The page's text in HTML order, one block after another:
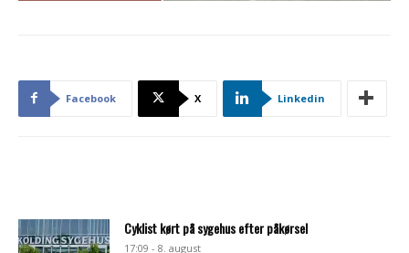
Facebook X Linkedin
Cyklist kørt på sygehus efter påkørsel
17:09 - 8. august